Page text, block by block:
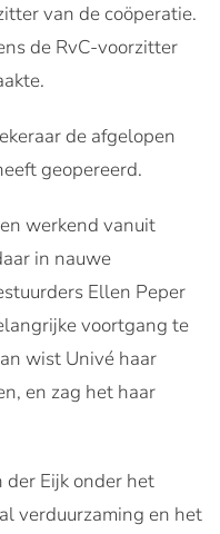
van de coöperatie.
de RvC-voorzitter
de afgelopen
geopereerd.
werkend vanuit
in nauwe
Ellen Peper
voortgang te
wist Univé haar
en zag het haar
Eijk onder het
verduurzaming en het